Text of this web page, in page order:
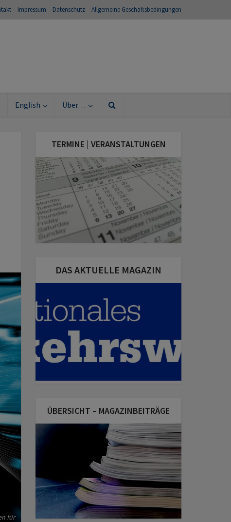
Impressum Datenschutz Allgemeine Geschäftsbedingungen
English Über…
für
TERMINE | VERANSTALTUNGEN
DAS AKTUELLE MAGAZIN
ÜBERSICHT – MAGAZINBEITRÄGE